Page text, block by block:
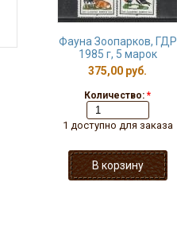
Фауна Зоопарков, ГДР
1985 г, 5 марок
375,00 руб.
Количество: *
1 доступно для заказа